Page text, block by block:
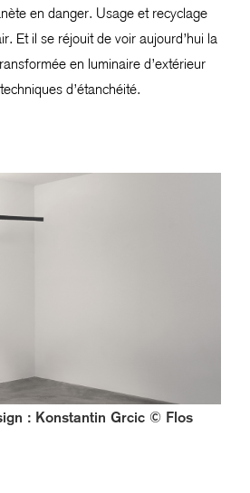
en danger. Usage et recyclage
Et il se réjouit de voir aujourd’hui la
en luminaire d’extérieur
d’étanchéité.
: Konstantin Grcic © Flos